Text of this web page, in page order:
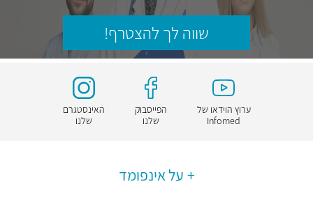
שווה לך להצטרף!
ערוץ הוידאו של
Infomed
הפייסבוק
שלנו
האינסטגרם
שלנו
על אינפומד